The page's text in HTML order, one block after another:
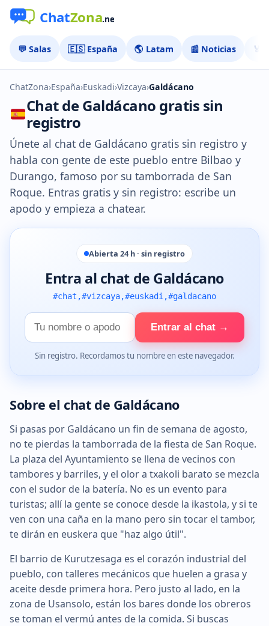
💬 Salas 🇪🇸 España 🌎 Latam 📰 Noticias 🏅
ChatZona›España›Euskadi›Vizcaya›Galdácano
Chat de Galdácano gratis sin
registro
Únete al chat de Galdácano gratis sin registro y
habla con gente de este pueblo entre Bilbao y
Durango, famoso por su tamborrada de San
Roque. Entras gratis y sin registro: escribe un
apodo y empieza a chatear.
Abierta 24 h · sin registro
Entra al chat de Galdácano
#chat,#vizcaya,#euskadi,#galdacano
Tu
nombre
Entrar al chat →
Sin registro. Recordamos tu nombre en este navegador.
Sobre el chat de Galdácano
Si pasas por Galdácano un fin de semana de agosto,
no te pierdas la tamborrada de la fiesta de San Roque.
La plaza del Ayuntamiento se llena de vecinos con
tambores y barriles, y el olor a txakoli barato se mezcla
con el sudor de la batería. No es un evento para
turistas; allí la gente se conoce desde la ikastola, y si te
ven con una caña en la mano pero sin tocar el tambor,
te dirán en euskera que "haz algo útil".
El barrio de Kurutzesaga es el corazón industrial del
pueblo, con talleres mecánicos que huelen a grasa y
aceite desde primera hora. Pero justo al lado, en la
zona de Usansolo, están los bares donde los obreros
se toman el vermú antes de la comida. Si buscas